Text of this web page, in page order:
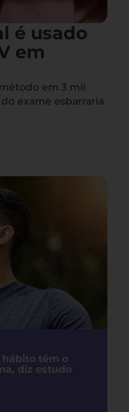
é usado
em
em 3 mil
exame esbarraria
têm o
diz estudo